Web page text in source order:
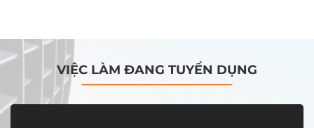
VIỆC LÀM ĐANG TUYỂN DỤNG